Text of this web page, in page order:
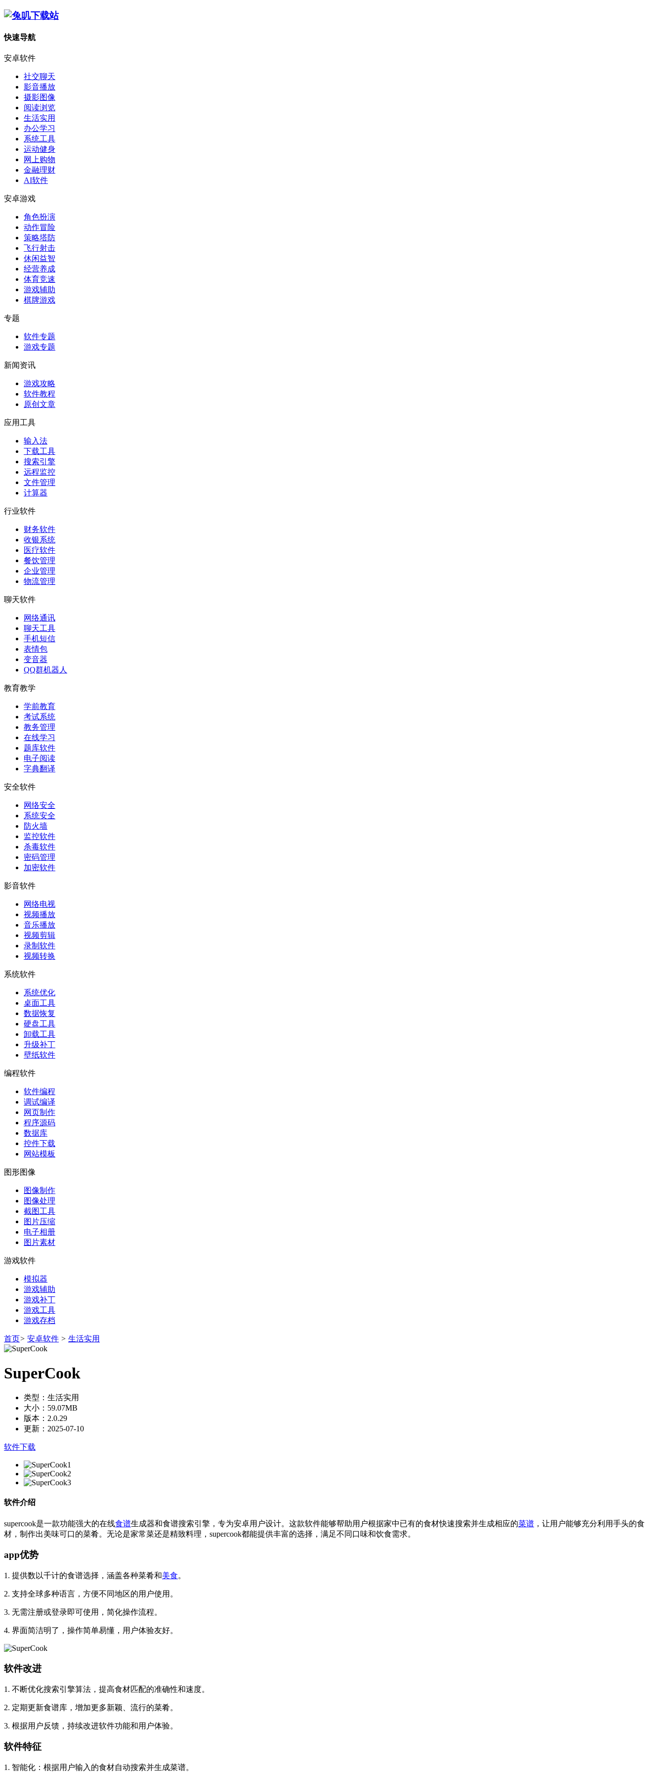
快速导航
安卓软件
社交聊天
影音播放
摄影图像
阅读浏览
生活实用
办公学习
系统工具
运动健身
网上购物
金融理财
AI软件
安卓游戏
角色扮演
动作冒险
策略塔防
飞行射击
休闲益智
经营养成
体育竞速
游戏辅助
棋牌游戏
专题
软件专题
游戏专题
新闻资讯
游戏攻略
软件教程
原创文章
应用工具
输入法
下载工具
搜索引擎
远程监控
文件管理
计算器
行业软件
财务软件
收银系统
医疗软件
餐饮管理
企业管理
物流管理
聊天软件
网络通讯
聊天工具
手机短信
表情包
变音器
QQ群机器人
教育教学
学前教育
考试系统
教务管理
在线学习
题库软件
电子阅读
字典翻译
安全软件
网络安全
系统安全
防火墙
监控软件
杀毒软件
密码管理
加密软件
影音软件
网络电视
视频播放
音乐播放
视频剪辑
录制软件
视频转换
系统软件
系统优化
桌面工具
数据恢复
硬盘工具
卸载工具
升级补丁
壁纸软件
编程软件
软件编程
调试编译
网页制作
程序源码
数据库
控件下载
网站模板
图形图像
图像制作
图像处理
截图工具
图片压缩
电子相册
图片素材
游戏软件
模拟器
游戏辅助
游戏补丁
游戏工具
游戏存档
首页> 安卓软件 > 生活实用
SuperCook
类型：生活实用
大小：59.07MB
版本：2.0.29
更新：2025-07-10
软件下载
软件介绍
supercook是一款功能强大的在线食谱生成器和食谱搜索引擎，专为安卓用户设计。这款软件能够帮助用户根据家中已有的食材快速搜索并生成相应的菜谱 ，让用户能够充分利用手头的食
材，制作出美味可口的菜肴。无论是家常菜还是精致料理，supercook都能提供丰富的选择，满足不同口味和饮食需求。
app优势
1. 提供数以千计的食谱选择，涵盖各种菜肴和美食。
2. 支持全球多种语言，方便不同地区的用户使用。
3. 无需注册或登录即可使用，简化操作流程。
4. 界面简洁明了，操作简单易懂，用户体验友好。
软件改进
1. 不断优化搜索引擎算法，提高食材匹配的准确性和速度。
2. 定期更新食谱库，增加更多新颖、流行的菜肴。
3. 根据用户反馈，持续改进软件功能和用户体验。
软件特征
1. 智能化：根据用户输入的食材自动搜索并生成菜谱。